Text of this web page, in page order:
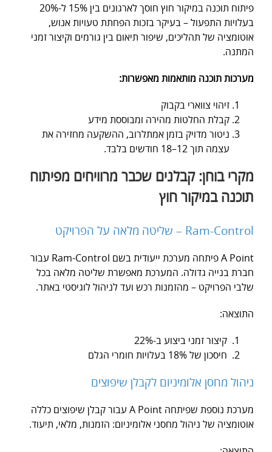
פיתוח תוכנה במיקור חוץ חוסך לארגונים בין 15% ל-20%
בעלויות התפעול – בעיקר בזכות הפחתת טעויות אנוש,
אוטומציה של תהליכים, שיפור תיאום בין גורמים וקיצור זמני
המתנה.
מערכות תוכנה מותאמות מאפשרות:
זיהוי צווארי בקבוק
קבלת החלטות מהירה ומבוססת מידע
ניטור מדויק בזמן אמתלרוב, ההשקעה מחזירה את
עצמה תוך 12–18 חודשים בלבד.
מקרי בוחן: קבלנים שכבר מרוויחים מפיתוח
תוכנה במיקור חוץ
Ram-Control – שליטה מלאה על הפרויקט
A Point פיתחה מערכת ייעודית בשם Ram-Control עבור
חברת בנייה גדולה. המערכת מאפשרת שליטה מלאה בכל
שלבי הפרויקט – מהזמנות רכש ועד לניהול לוגיסטי באתר.
התוצאה:
קיצור זמני ביצוע ב-22%
חיסכון של 18% בעלויות חומרי הגלם
ניהול מחסן אלומיניום לקבלן שיפוצים
מערכת נוספת שפיתחה A Point עבור קבלן שיפוצים כללה
אוטומציה של ניהול מחסני אלומיניום: הזמנות, מלאי, תיעוד.